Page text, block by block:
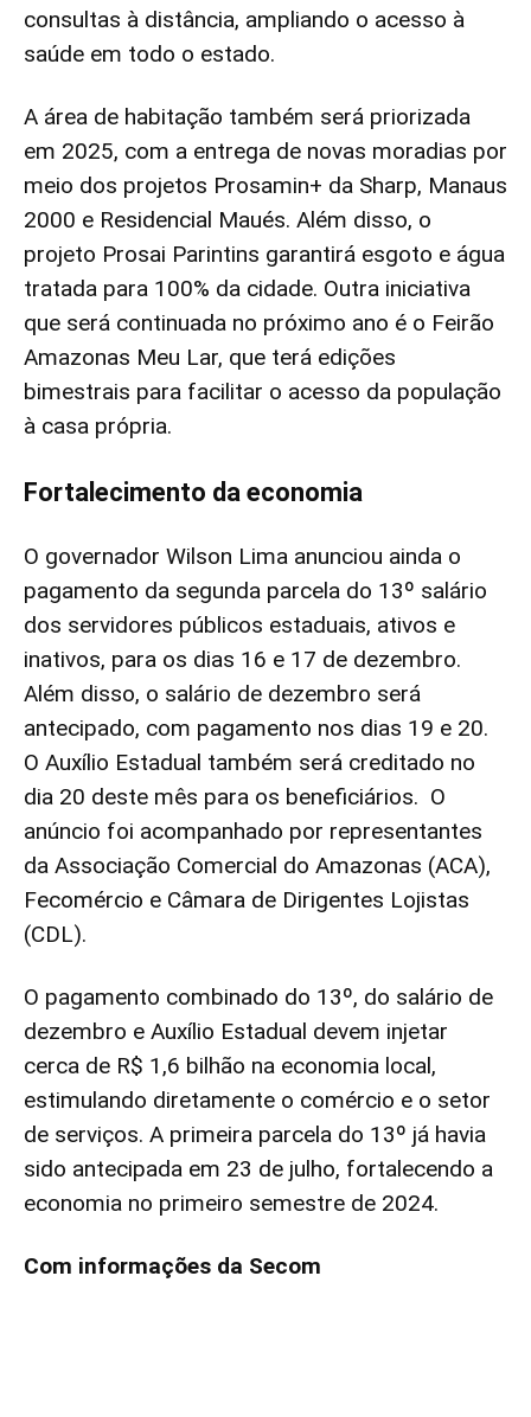
consultas à distância, ampliando o acesso à
saúde em todo o estado.
A área de habitação também será priorizada
em 2025, com a entrega de novas moradias por
meio dos projetos Prosamin+ da Sharp, Manaus
2000 e Residencial Maués. Além disso, o
projeto Prosai Parintins garantirá esgoto e água
tratada para 100% da cidade. Outra iniciativa
que será continuada no próximo ano é o Feirão
Amazonas Meu Lar, que terá edições
bimestrais para facilitar o acesso da população
à casa própria.
Fortalecimento da economia
O governador Wilson Lima anunciou ainda o
pagamento da segunda parcela do 13º salário
dos servidores públicos estaduais, ativos e
inativos, para os dias 16 e 17 de dezembro.
Além disso, o salário de dezembro será
antecipado, com pagamento nos dias 19 e 20.
O Auxílio Estadual também será creditado no
dia 20 deste mês para os beneficiários. O
anúncio foi acompanhado por representantes
da Associação Comercial do Amazonas (ACA),
Fecomércio e Câmara de Dirigentes Lojistas
(CDL).
O pagamento combinado do 13º, do salário de
dezembro e Auxílio Estadual devem injetar
cerca de R$ 1,6 bilhão na economia local,
estimulando diretamente o comércio e o setor
de serviços. A primeira parcela do 13º já havia
sido antecipada em 23 de julho, fortalecendo a
economia no primeiro semestre de 2024.
Com informações da Secom